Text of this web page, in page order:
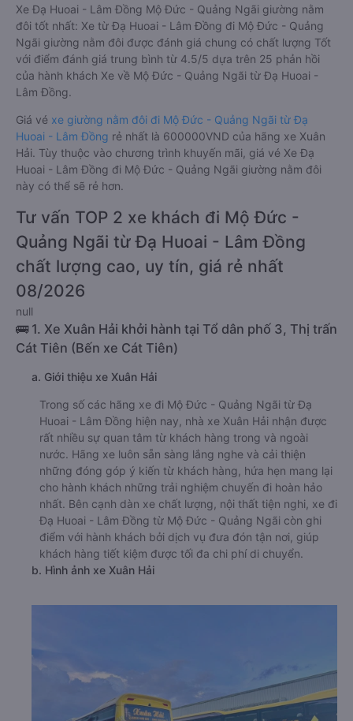
Xe Đạ Huoai - Lâm Đồng Mộ Đức - Quảng Ngãi giường nằm
đôi tốt nhất: Xe từ Đạ Huoai - Lâm Đồng đi Mộ Đức - Quảng
Ngãi giường nằm đôi được đánh giá chung có chất lượng Tốt
với điểm đánh giá trung bình từ 4.5/5 dựa trên 25 phản hồi
của hành khách Xe về Mộ Đức - Quảng Ngãi từ Đạ Huoai -
Lâm Đồng.
Giá vé xe giường nằm đôi đi Mộ Đức - Quảng Ngãi từ Đạ
Huoai - Lâm Đồng rẻ nhất là 600000VND của hãng xe Xuân
Hải. Tùy thuộc vào chương trình khuyến mãi, giá vé Xe Đạ
Huoai - Lâm Đồng đi Mộ Đức - Quảng Ngãi giường nằm đôi
này có thể sẽ rẻ hơn.
Tư vấn TOP 2 xe khách đi Mộ Đức -
Quảng Ngãi từ Đạ Huoai - Lâm Đồng
chất lượng cao, uy tín, giá rẻ nhất
08/2026
null
🚌 1. Xe Xuân Hải khởi hành tại Tổ dân phố 3, Thị trấn
Cát Tiên (Bến xe Cát Tiên)
a. Giới thiệu xe Xuân Hải
Trong số các hãng xe đi Mộ Đức - Quảng Ngãi từ Đạ
Huoai - Lâm Đồng hiện nay, nhà xe Xuân Hải nhận được
rất nhiều sự quan tâm từ khách hàng trong và ngoài
nước. Hãng xe luôn sẵn sàng lắng nghe và cải thiện
những đóng góp ý kiến từ khách hàng, hứa hẹn mang lại
cho hành khách những trải nghiệm chuyến đi hoàn hảo
nhất. Bên cạnh dàn xe chất lượng, nội thất tiện nghi, xe đi
Đạ Huoai - Lâm Đồng từ Mộ Đức - Quảng Ngãi còn ghi
điểm với hành khách bởi dịch vụ đưa đón tận nơi, giúp
khách hàng tiết kiệm được tối đa chi phí di chuyển.
b. Hình ảnh xe Xuân Hải